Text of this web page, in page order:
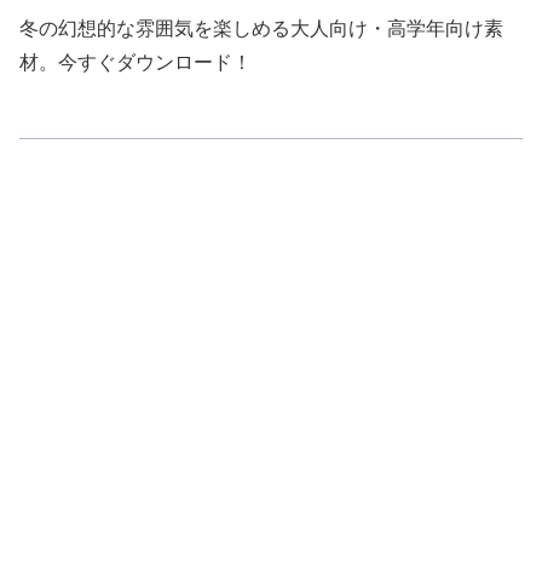
冬の幻想的な雰囲気を楽しめる大人向け・高学年向け素
材。今すぐダウンロード！